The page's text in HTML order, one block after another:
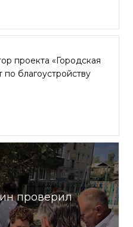
проекта «Городская
благоустройству
проверил